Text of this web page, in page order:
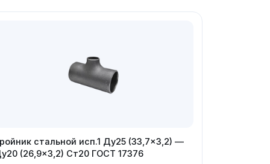
стальной исп.1 Ду25 (33,7×3,2) —
(26,9×3,2) Ст20 ГОСТ 17376